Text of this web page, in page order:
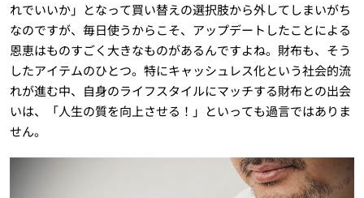
れでいいか」となって買い替えの選択肢から外してしまいがち
なのですが、毎日使うからこそ、アップデートしたことによる
恩恵はものすごく大きなものがあるんですよね。財布も、そう
したアイテムのひとつ。特にキャッシュレス化という社会的流
れが進む中、自身のライフスタイルにマッチする財布との出会
いは、「人生の質を向上させる！」といっても過言ではありま
せん。